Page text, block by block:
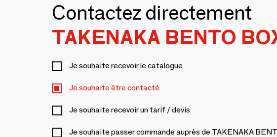
Contactez directement
TAKENAKA BENTO
Je souhaite recevoir le catalogue
Je souhaite être contacté
Je souhaite recevoir un tarif / devis
Je souhaite passer commande auprès de TAKENAKA